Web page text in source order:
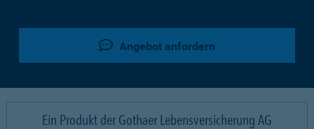
Angebot anfordern
Ein Produkt der Gothaer Lebensversicherung AG